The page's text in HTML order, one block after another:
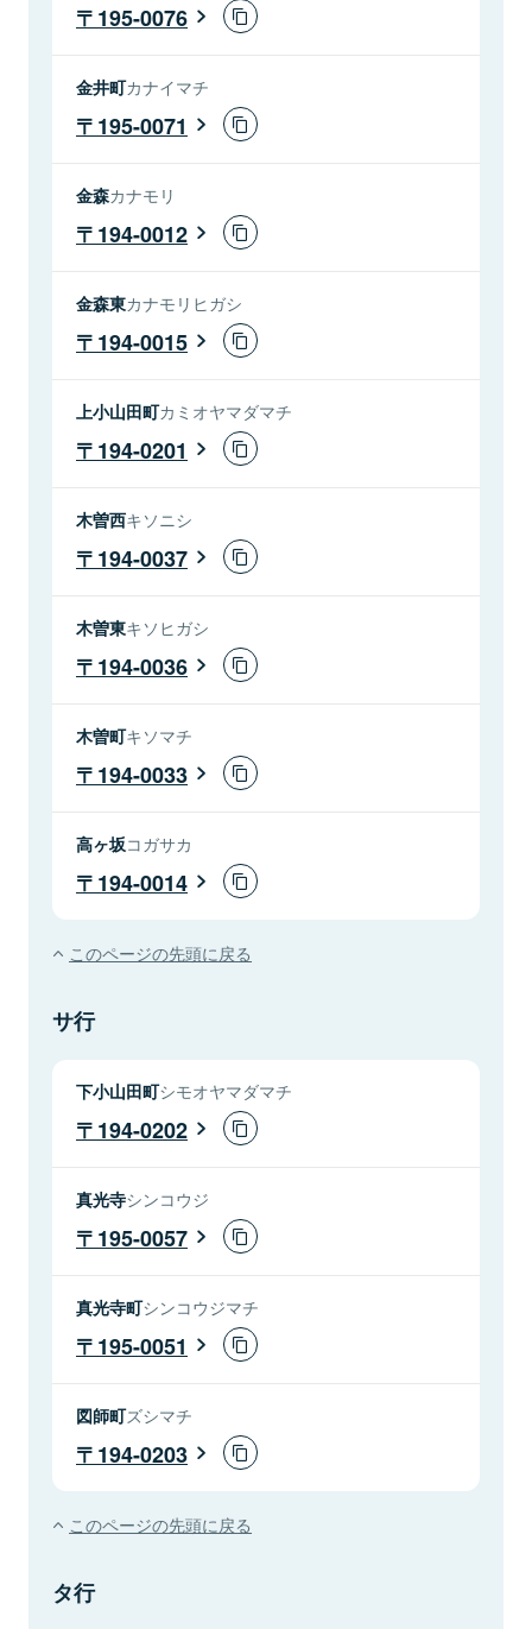
195-0076
金井町カナイマチ
195-0071
金森カナモリ
194-0012
金森東カナモリヒガシ
194-0015
上小山田町カミオヤマダマチ
194-0201
木曽西キソニシ
194-0037
木曽東キソヒガシ
194-0036
木曽町キソマチ
194-0033
高ヶ坂コガサカ
194-0014
このページの先頭に戻る
サ行
下小山田町シモオヤマダマチ
194-0202
真光寺シンコウジ
195-0057
真光寺町シンコウジマチ
195-0051
図師町ズシマチ
194-0203
このページの先頭に戻る
タ行